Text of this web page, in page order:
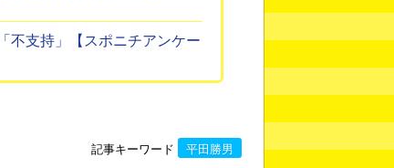
不支持」【スポニチアンケー
記事キーワード 平田勝男